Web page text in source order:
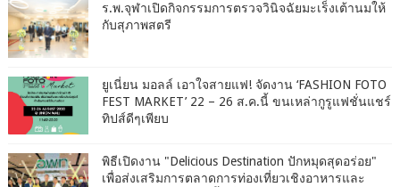
ร.พ.จุฬาเปิดกิจกรรมการตรวจวินิจฉัยมะเร็งเต้านมให้
กับสุภาพสตรี
ยูเนี่ยน มอลล์ เอาใจสายแฟ! จัดงาน ‘FASHION FOTO
FEST MARKET’ 22 – 26 ส.ค.นี้ ขนเหล่ากูรูแฟชั่นแชร์
ทิปส์ดีๆเพียบ
พิธีเปิดงาน "Delicious Destination ปักหมุดสุดอร่อย"
เพื่อส่งเสริมการตลาดการท่องเที่ยวเชิงอาหารและ